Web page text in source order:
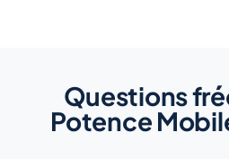
Questions
Potence